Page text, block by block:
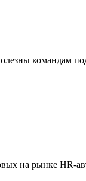
командам
на рынке HR-